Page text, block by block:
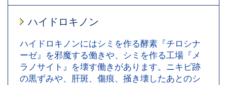
ハイドロキノン
ハイドロキノンにはシミを作る酵素『チロシナ
ーゼ』を邪魔する働きや、シミを作る工場『メ
ラノサイト』を壊す働きがあります。ニキビ跡
の黒ずみや、肝斑、傷痕、掻き壊したあとのシ